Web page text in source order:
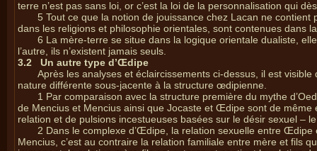
terre n’est pas sans loi, or c’est la loi de la personnalisation qui
5 Tout ce que la notion de jouissance chez Lacan ne
dans les religions et philosophie orientales, sont contenues dans
6 La mère-terre se situe dans la logique orientale dualiste,
l’autre, ils n’existent jamais seuls.
3.2 Un autre type d’Œdipe
Après les analyses et éclaircissements ci-dessus, il est
nature différente sous-jacente à la structure œdipienne.
1 Par comparaison avec la structure première du mythe
de Mencius et Mencius ainsi que Jocaste et Œdipe sont de
relation et de pulsions incestueuses basées sur le désir sexuel –
2 Dans le complexe d’Œdipe, la relation sexuelle entre
Mencius, c’est au contraire la relation familiale entre mère et fils